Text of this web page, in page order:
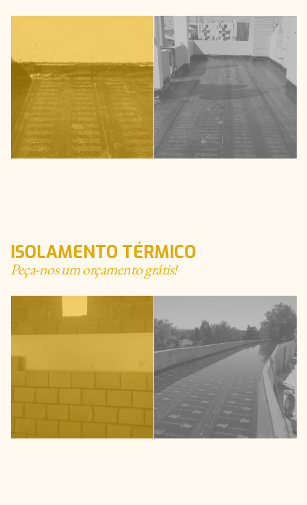
ISOLAMENTO TÉRMICO
Peça-nos um orçamento grátis!